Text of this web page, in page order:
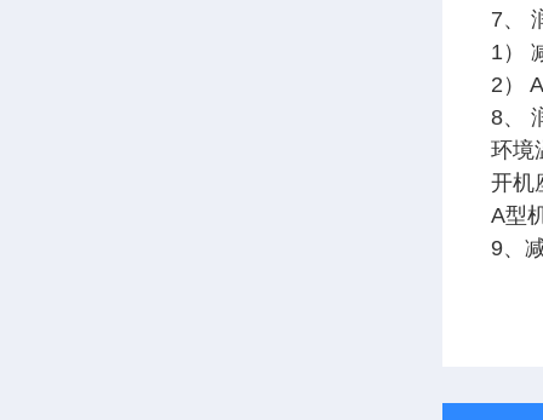
7、
1）
2）
8、
环境
开机
A型
9、